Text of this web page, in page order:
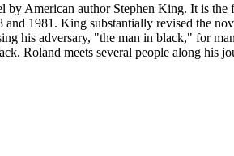
by American author Stephen King. It is
and 1981. King substantially revised the
his adversary, "the man in black," for
Roland meets several people along